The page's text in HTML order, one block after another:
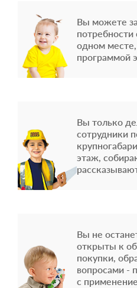
Вы можете
потребности
одном
программой
Вы только
сотрудники
этаж,
Вы не
открыты к
покупки,
вопросами -
с